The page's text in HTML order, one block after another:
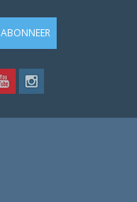
ABONNEER